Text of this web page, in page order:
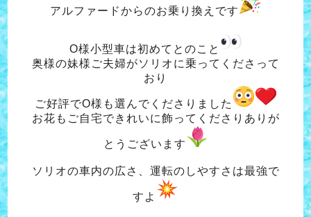
アルファードからのお乗り換えです
O様小型車は初めてとのこと
奥様の妹様ご夫婦がソリオに乗ってくださって
おり
ご好評でO様も選んでくださりました
お花もご自宅できれいに飾ってくださりありが
とうございます
ソリオの車内の広さ、運転のしやすさは最強で
すよ